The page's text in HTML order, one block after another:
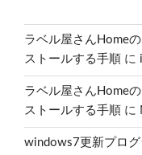
ラベル屋さんHome
ストールする手順 に
ラベル屋さんHome
ストールする手順 に
windows7更新プロ